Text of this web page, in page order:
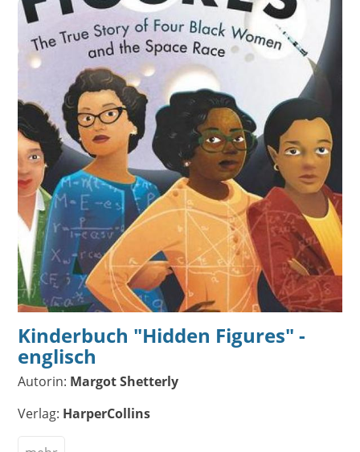
Kinderbuch "Hidden Figures" -
englisch
Autorin: Margot Shetterly
Verlag: HarperCollins